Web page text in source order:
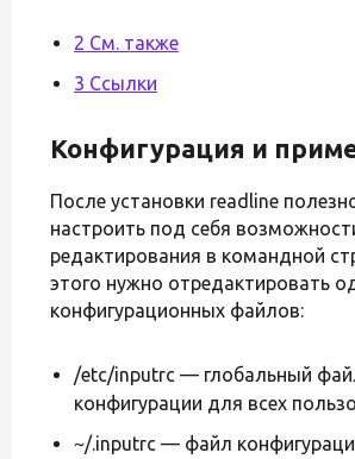
2 См. также
3 Ссылки
Конфигурация и
После установки readline
настроить под себя
редактирования в командной
этого нужно отредактировать
конфигурационных файлов:
/etc/inputrc — глобальный
конфигурации для всех
~/.inputrc — файл